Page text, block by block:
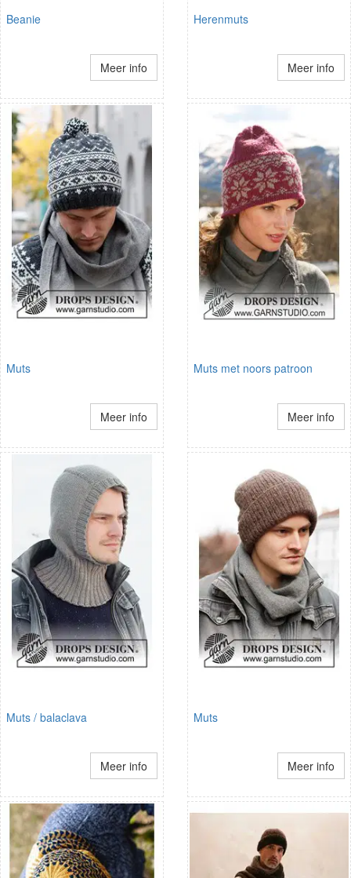
Beanie
Meer info
Herenmuts
Meer info
Muts
Meer info
Muts met noors patroon
Meer info
Muts / balaclava
Meer info
Muts
Meer info